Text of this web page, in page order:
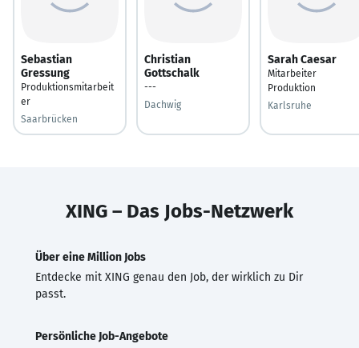
Sebastian
Gressung
Produktionsmitarbeit
er
Saarbrücken
Christian
Gottschalk
---
Dachwig
Sarah Caesar
Mitarbeiter
Produktion
Karlsruhe
XING – Das Jobs-Netzwerk
Über eine Million Jobs
Entdecke mit XING genau den Job, der wirklich zu Dir
passt.
Persönliche Job-Angebote